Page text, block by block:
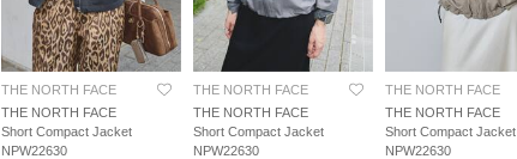
THE NORTH FACE
THE NORTH FACE
Short Compact Jacket
NPW22630
THE NORTH FACE
THE NORTH FACE
Short Compact Jacket
NPW22630
THE NORTH FACE
THE NORTH FACE
Short Compact Jacket
NPW22630